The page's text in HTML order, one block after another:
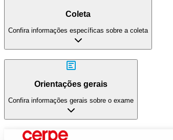
Coleta
Confira informações específicas sobre a coleta
Orientações gerais
Confira informações gerais sobre o exame